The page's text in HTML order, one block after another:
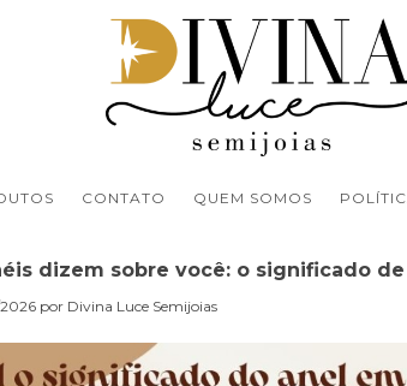
CONTATO QUEM SOMOS
dizem sobre você: o significado
por Divina Luce Semijoias